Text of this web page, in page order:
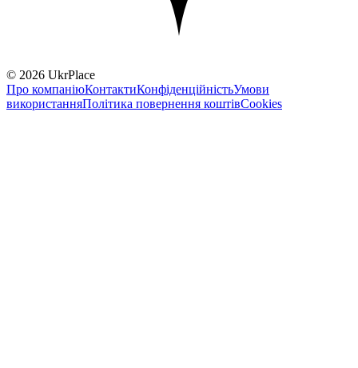
© 2026 UkrPlace
Про компаніюКонтактиКонфіденційністьУмови
використанняПолітика повернення коштівCookies